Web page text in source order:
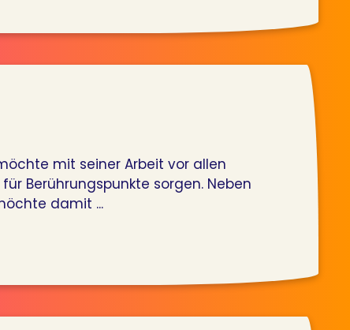
mit seiner Arbeit vor allen
Berührungspunkte sorgen. Neben
damit ...